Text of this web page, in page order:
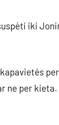
iki
ne per